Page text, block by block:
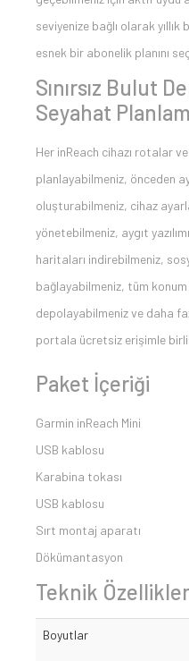
seviyenize bağlı olarak
esnek bir abonelik planını
Sınırsız Bulut
Seyahat
Her inReach cihazı rotalar
planlayabilmeniz, önceden
oluşturabilmeniz, cihaz
yönetebilmeniz, aygıt
haritaları indirebilmeniz,
bağlayabilmeniz, tüm
depolayabilmeniz ve daha
portala ücretsiz erişimle
Paket İçeriği
Garmin inReach Mini
USB kablosu
Karabina tokası
USB kablosu
Sırt montaj aparatı
Dökümantasyon
Teknik Özellikler
Boyutlar